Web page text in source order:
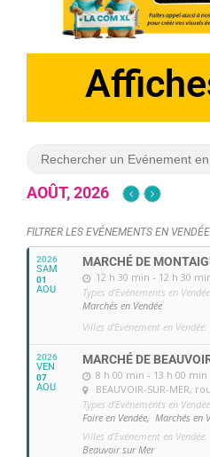
AOÛT, 2026
FILTRER LES EVÉNEMENTS EN VENDÉE
2026
SAM
01
AOU
MARCHÉ DE
12 h 30 min - 12 h 30
Types d'Evénements en
Marchés en Vendée
Villes d'Evénement en Vendée:
2026
VEN
07
AOU
MARCHÉ DE
8 h 00 min - 13 h 00 min
BEAUVOIR-SUR-MER,
Types d'Evénements en
Foire en Vendée, Marchés en
Villes d'Evénement en Vendée:
Beauvoir sur Mer